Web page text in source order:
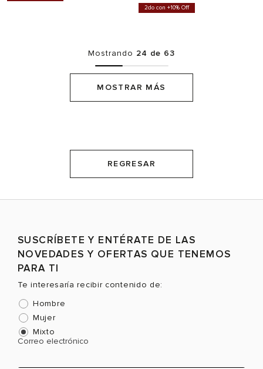
2do con +10% Off
Mostrando 24 de 63
MOSTRAR MÁS
REGRESAR
SUSCRÍBETE Y ENTÉRATE DE LAS
NOVEDADES Y OFERTAS QUE TENEMOS
PARA TI
Te interesaría recibir contenido de:
Hombre
Mujer
Mixto
Correo electrónico